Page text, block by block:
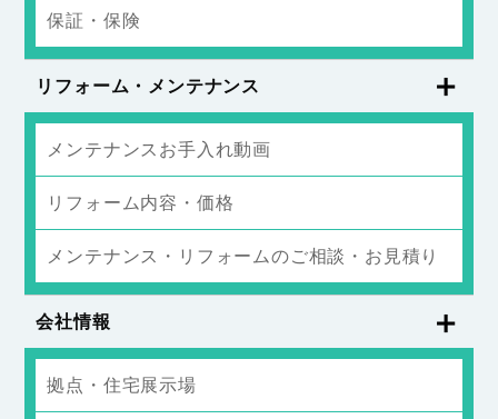
保証・保険
リフォーム・メンテナンス
メンテナンスお手入れ動画
リフォーム内容・価格
メンテナンス・リフォームのご相談・お見積り
会社情報
拠点・住宅展示場